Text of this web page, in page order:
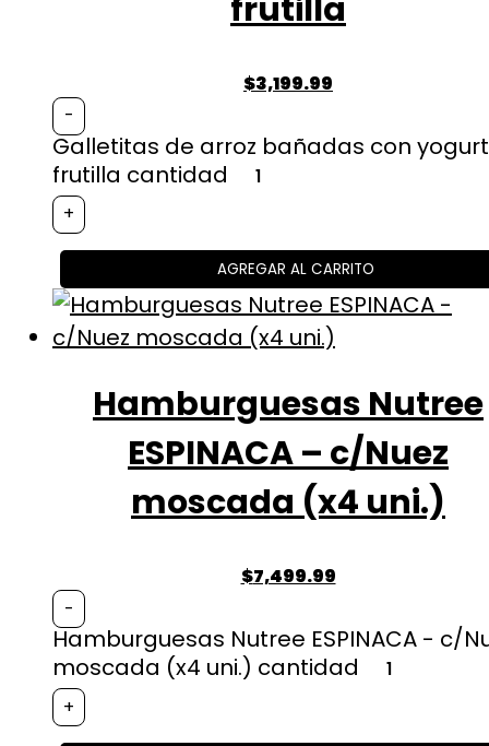
frutilla
$3,199.99
-
Galletitas de arroz bañadas con
frutilla cantidad
+
AGREGAR AL CARRITO
Hamburguesas Nutree
ESPINACA – c/Nuez
moscada (x4 uni.)
$7,499.99
-
Hamburguesas Nutree ESPINACA - c/
moscada (x4 uni.) cantidad
+